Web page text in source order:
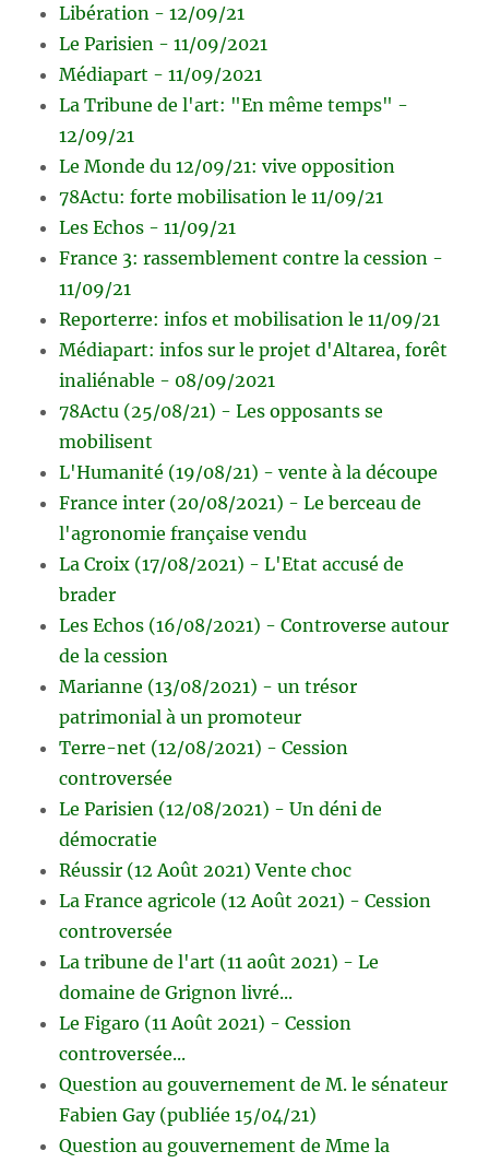
Libération - 12/09/21
Le Parisien - 11/09/2021
Médiapart - 11/09/2021
La Tribune de l'art: "En même temps" -
12/09/21
Le Monde du 12/09/21: vive opposition
78Actu: forte mobilisation le 11/09/21
Les Echos - 11/09/21
France 3: rassemblement contre la cession -
11/09/21
Reporterre: infos et mobilisation le 11/09/21
Médiapart: infos sur le projet d'Altarea, forêt
inaliénable - 08/09/2021
78Actu (25/08/21) - Les opposants se
mobilisent
L'Humanité (19/08/21) - vente à la découpe
France inter (20/08/2021) - Le berceau de
l'agronomie française vendu
La Croix (17/08/2021) - L'Etat accusé de
brader
Les Echos (16/08/2021) - Controverse autour
de la cession
Marianne (13/08/2021) - un trésor
patrimonial à un promoteur
Terre-net (12/08/2021) - Cession
controversée
Le Parisien (12/08/2021) - Un déni de
démocratie
Réussir (12 Août 2021) Vente choc
La France agricole (12 Août 2021) - Cession
controversée
La tribune de l'art (11 août 2021) - Le
domaine de Grignon livré...
Le Figaro (11 Août 2021) - Cession
controversée...
Question au gouvernement de M. le sénateur
Fabien Gay (publiée 15/04/21)
Question au gouvernement de Mme la